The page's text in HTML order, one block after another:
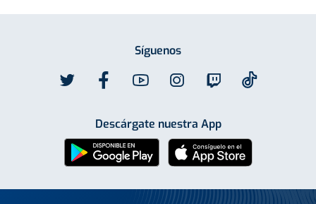
Síguenos
Descárgate nuestra App